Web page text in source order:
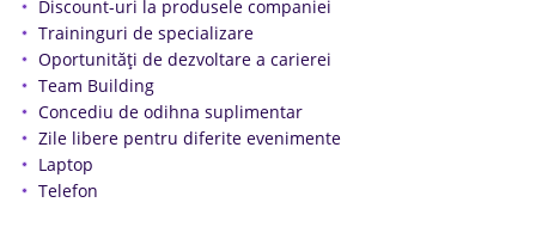
Discount-uri la produsele companiei
Traininguri de specializare
Oportunități de dezvoltare a carierei
Team Building
Concediu de odihna suplimentar
Zile libere pentru diferite evenimente
Laptop
Telefon